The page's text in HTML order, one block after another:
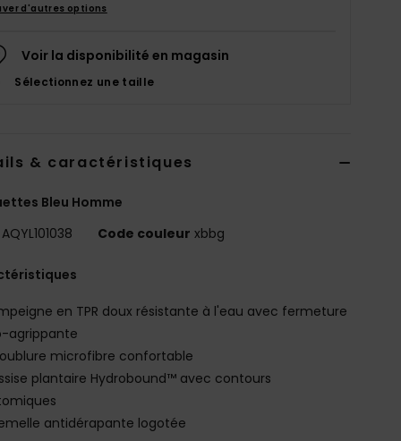
d'autres options
Voir la disponibilité en magasin
Sélectionnez une taille
& caractéristiques
Bleu Homme
AQYL101038 Code couleur xbbg
en TPR doux résistante à l'eau avec fermeture
agrippante
microfibre confortable
plantaire Hydrobound™ avec contours
antidérapante logotée